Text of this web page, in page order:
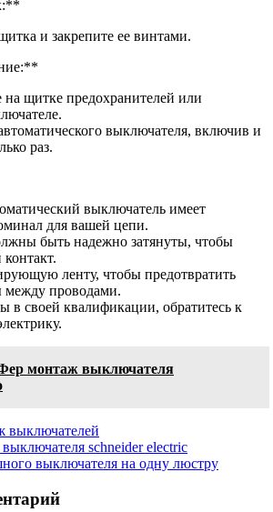
и закрепите ее винтами.
щитке предохранителей или
выключателя, включив и
раз.
выключатель имеет
для вашей цепи.
быть надежно затянуты, чтобы
ленту, чтобы предотвратить
между проводами.
в своей квалификации, обратитесь к
монтаж выключателя
выключателей
schneider electric
выключателя на одну люстру